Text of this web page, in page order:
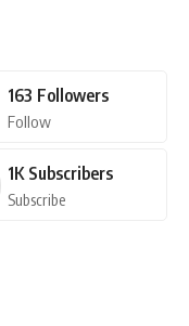
163 Followers
Follow
1K Subscribers
Subscribe